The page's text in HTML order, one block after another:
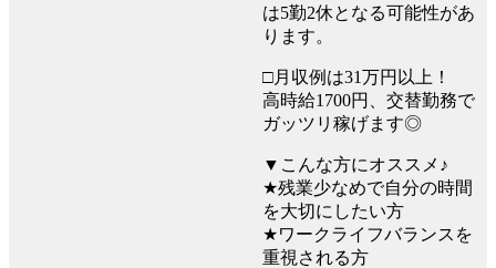
は5勤2休となる可能性があ
ります。
□月収例は31万円以上！
高時給1700円、交替勤務で
ガッツリ稼げます◎
▼こんな方にオススメ♪
★残業少なめで自分の時間
を大切にしたい方
★ワークライフバランスを
重視される方